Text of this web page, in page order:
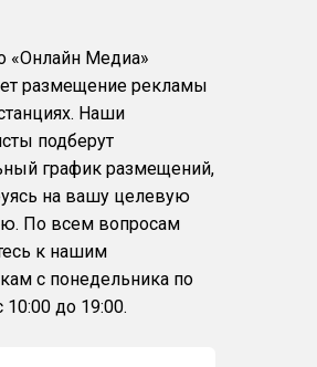
«Онлайн Медиа»
размещение рекламы
Наши
подберут
график размещений,
на вашу целевую
По всем вопросам
к нашим
с понедельника по
10:00 до 19:00.